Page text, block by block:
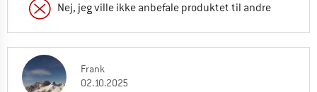
Nej, jeg ville ikke anbefale produktet til andre
Frank
02.10.2025